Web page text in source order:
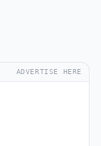
ADVERTISE HERE